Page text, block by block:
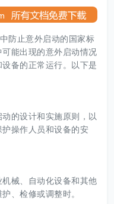
防止意外启动的国家标
能出现的意外启动情况
备的正常运行。以下是
的设计和实施原则，以
操作人员和设备的安
械、自动化设备和其他
、检修或调整时。